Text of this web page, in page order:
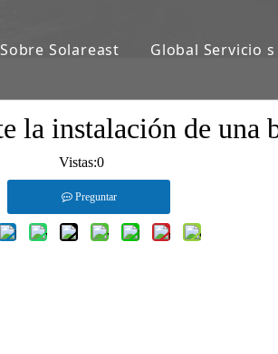
Sobre Solareast Global Servicio s
la instalación de una
Vistas:0
Preguntar